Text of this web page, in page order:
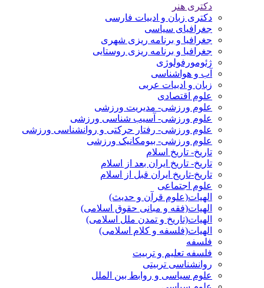
دکتری هنر
دکتری زبان و ادبیات فارسی
جغرافیای سیاسی
جغرافیا و برنامه ریزی شهری
جغرافیا و برنامه ریزی روستایی
ژئومورفولوژی
آب و هواشناسی
زبان و ادبیات عربی
علوم اقتصادی
علوم ورزشی- مدیریت ورزشی
علوم ورزشی- آسیب شناسی ورزشی
علوم ورزشی- رفتار حرکتی و روانشناسی ورزشی
علوم ورزشی- بیومکانیک ورزشی
تاریخ- تاریخ اسلام
تاریخ- تاریخ ایران بعد از اسلام
تاریخ-تاریخ ایران قبل از اسلام
علوم اجتماعی
الهیات(علوم قرآن و حدیث)
الهیات(فقه و مبانی حقوق اسلامی)
الهیات(تاریخ و تمدن ملل اسلامی)
الهیات(فلسفه و کلام اسلامی)
فلسفه
فلسفه تعلیم و تربیت
روانشناسی تربیتی
علوم سیاسی و روابط بین الملل